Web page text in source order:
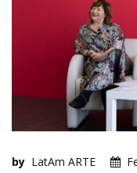
by LatAm ARTE